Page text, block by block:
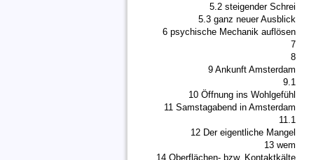
5.2 steigender Schrei
5.3 ganz neuer Ausblick
6 psychische Mechanik auflösen
7
8
9 Ankunft Amsterdam
9.1
10 Öffnung ins Wohlgefühl
11 Samstagabend in Amsterdam
11.1
12 Der eigentliche Mangel
13 wem
14 Oberflächen- bzw. Kontaktkälte